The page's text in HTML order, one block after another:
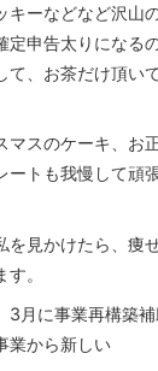
キーなどなど沢山
定申告太りになる
て、お茶だけ頂い
マスのケーキ、お
ートも我慢して頑
を見かけたら、痩
。
3月に事業再構築
業から新しい